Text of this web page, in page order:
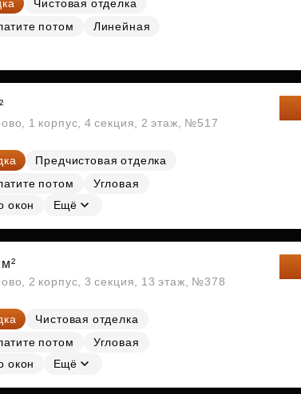
Чистовая отделка
потом
Линейная
1 корпус, 4 секция, 2 этаж, №517
Предчистовая отделка
потом
Угловая
окон
Ещё
2 корпус, 3 секция, 13 этаж, №378
Чистовая отделка
потом
Угловая
окон
Ещё